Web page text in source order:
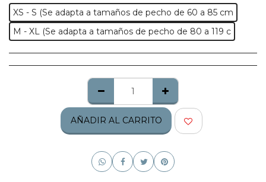
XS - S (Se adapta a tamaños de pecho de 60 a 85 cm
M - XL (Se adapta a tamaños de pecho de 80 a 119 c
AÑADIR AL CARRITO